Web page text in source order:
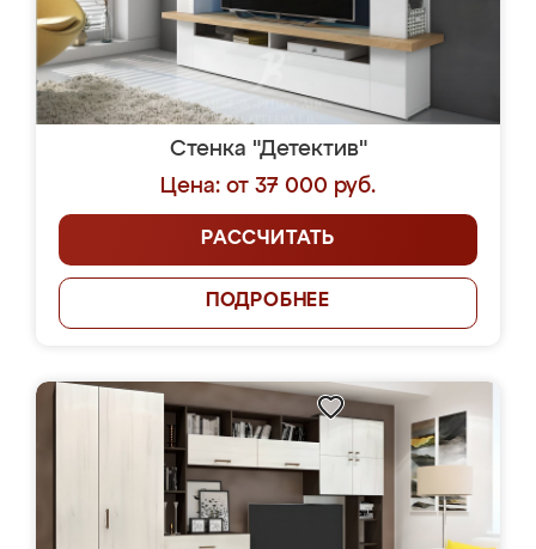
Стенка "Детектив"
Цена: от 37 000 руб.
РАССЧИТАТЬ
ПОДРОБНЕЕ